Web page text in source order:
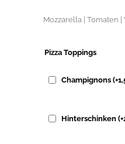
Mozzarella | Tomaten
Pizza Toppings
Champignons (+
Hinterschinken (+